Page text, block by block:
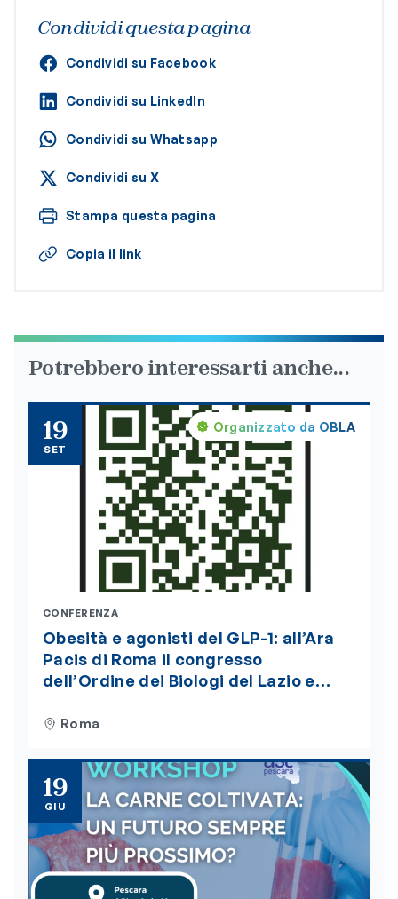
Condividi questa pagina
Condividi su Facebook
Condividi su LinkedIn
Condividi su Whatsapp
Condividi su X
Stampa questa pagina
Copia il link
Potrebbero interessarti anche...
Organizzato da OBLA
19
SET
CONFERENZA
Obesità e agonisti del GLP-1: all’Ara
Pacis di Roma il congresso
dell’Ordine dei Biologi del Lazio e
Roma
19
GIU